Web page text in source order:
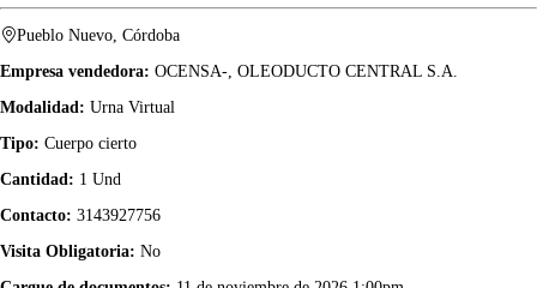
Pueblo Nuevo, Córdoba
Empresa vendedora: OCENSA-, OLEODUCTO CENTRAL S.A.
Modalidad: Urna Virtual
Tipo: Cuerpo cierto
Cantidad: 1 Und
Contacto: 3143927756
Visita Obligatoria: No